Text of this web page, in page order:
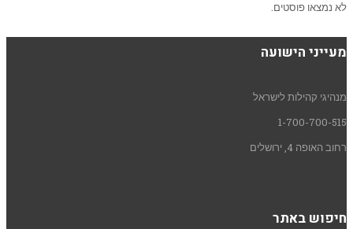
לא נמצאו פוסטים.
מעייני הישועה
מנהיגי קהילות לישראל
1-700-700-515
רחוב האופה 4, ירושלים
חיפוש באתר